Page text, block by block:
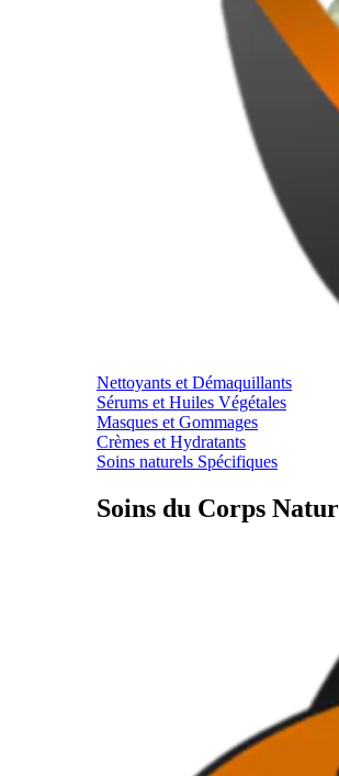
Nettoyants et Démaquillants
Sérums et Huiles Végétales
Masques et Gommages
Crèmes et Hydratants
Soins naturels Spécifiques
Soins du Corps